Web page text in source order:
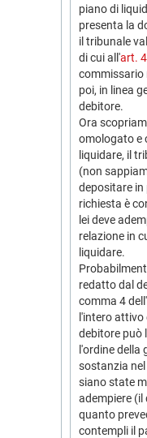
piano di
presenta la
il tribunale
di cui all'art.
commissario
poi, in linea
debitore.
Ora
omologato e
liquidare, il
(non
depositare in
richiesta è
lei deve
relazione in
liquidare.
redatto dal
comma 4
l'intero attivo
debitore può
l'ordine della
sostanzia
siano state
adempiere (il
quanto
contempli il